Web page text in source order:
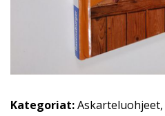
Kategoriat:Askarteluohjeet,